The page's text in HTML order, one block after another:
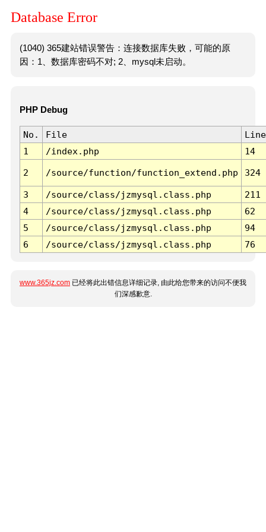
Database Error
(1040) 365建站错误警告：连接数据库失败，可能的原
因：1、数据库密码不对; 2、mysql未启动。
PHP Debug
No. File
Line
1
/index.php 14
2 /source/function/function_extend.php 324
3 /source/class/jzmysql.class.php
211
4
/source/class/jzmysql.class.php
62
5
/source/class/jzmysql.class.php
94
6
/source/class/jzmysql.class.php 76
www.365jz.com 已经将此出错信息详细记录, 由此给您带来的访问不便我
们深感歉意.